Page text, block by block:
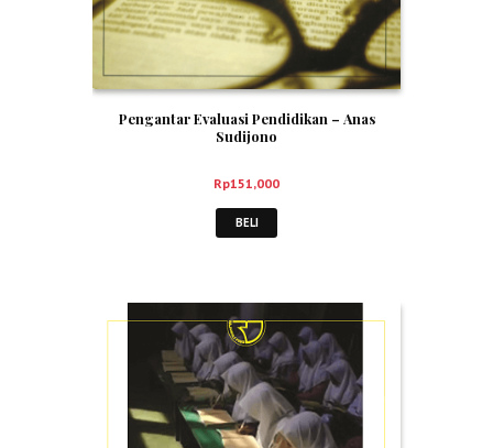
Pengantar Evaluasi Pendidikan – Anas
Sudijono
Rp151,000
BELI